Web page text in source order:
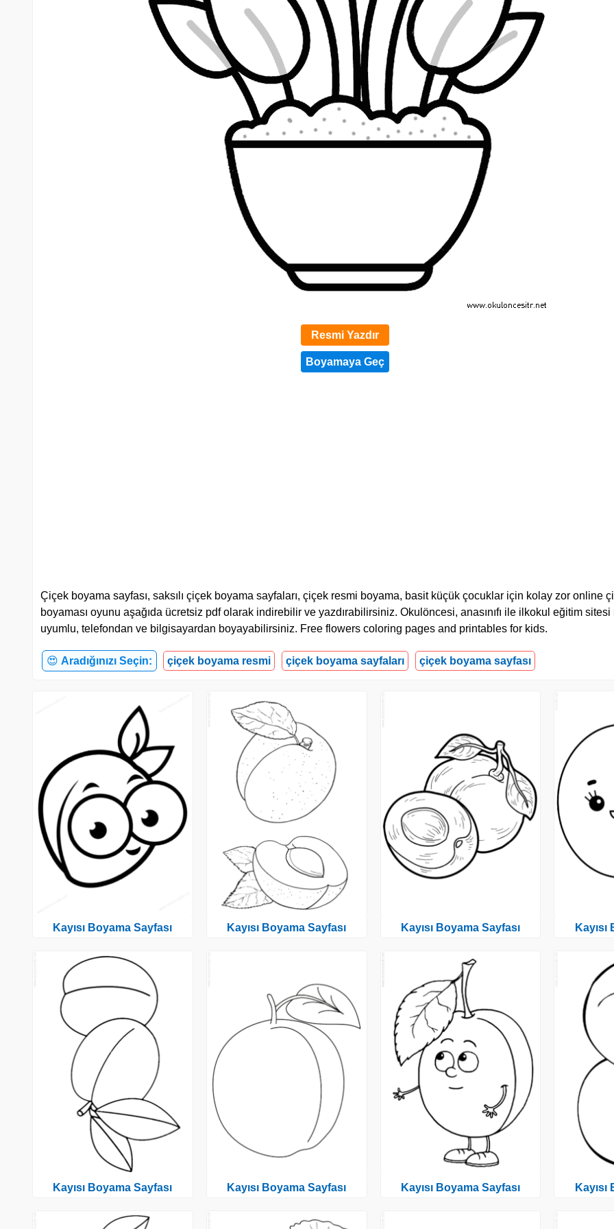
Resmi Yazdır
Çiçek boyama sayfası, saksılı çiçek boyama sayfaları, çiçek resmi boyama, basit küçük çocuklar için kolay zor online
boyaması oyunu aşağıda ücretsiz pdf olarak indirebilir ve yazdırabilirsiniz. Okulöncesi, anasınıfı ile ilkokul eğitim sitesi
uyumlu, telefondan ve bilgisayardan boyayabilirsiniz. Free flowers coloring pages and printables for kids.
😍 Aradığınızı Seçin: çiçek boyama resmi çiçek boyama sayfaları çiçek boyama sayfası
Kayısı Boyama Sayfası
Kayısı Boyama Sayfası
Kayısı Boyama Sayfası
Kayısı Boyama Sayfası
Kayısı Boyama Sayfası
Kayısı Boyama Sayfası